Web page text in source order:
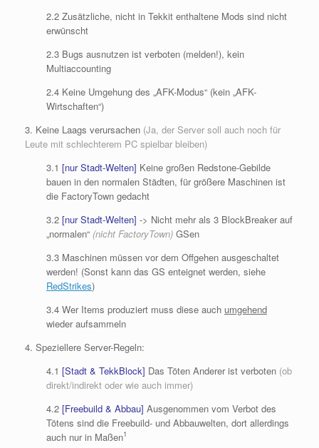
2.2 Zusätzliche, nicht in Tekkit enthaltene Mods sind nicht
erwünscht
2.3 Bugs ausnutzen ist verboten (melden!), kein
Multiaccounting
2.4 Keine Umgehung des „AFK-Modus“ (kein „AFK-
Wirtschaften“)
3. Keine Laags verursachen (Ja, der Server soll auch noch für
Leute mit schlechterem PC spielbar bleiben)
3.1 [nur Stadt-Welten] Keine großen Redstone-Gebilde
bauen in den normalen Städten, für größere Maschinen ist
die FactoryTown gedacht
3.2 [nur Stadt-Welten] -> Nicht mehr als 3 BlockBreaker auf
„normalen“ (nicht FactoryTown) GSen
3.3 Maschinen müssen vor dem Offgehen ausgeschaltet
werden! (Sonst kann das GS enteignet werden, siehe
RedStrikes)
3.4 Wer Items produziert muss diese auch umgehend
wieder aufsammeln
4. Speziellere Server-Regeln:
4.1 [Stadt & TekkBlock] Das Töten Anderer ist verboten (ob
direkt/indirekt oder wie auch immer)
4.2 [Freebuild & Abbau] Ausgenommen vom Verbot des
Tötens sind die Freebuild- und Abbauwelten, dort allerdings
auch nur in Maßen1